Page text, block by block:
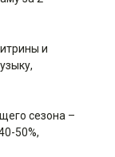
и
сезона –
50%,